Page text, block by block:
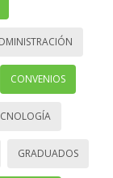
CONVENIOS
GRADUADOS